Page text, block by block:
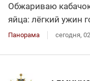
Обжариваю
яйца: лёгкий ужин
Панорама сегодня,